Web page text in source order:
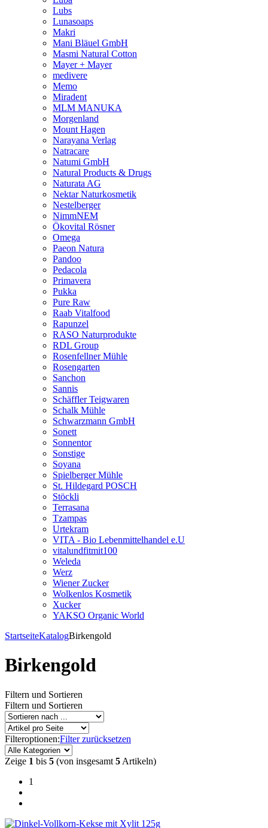
Lubs
Lunasoaps
Makri
Mani Bläuel GmbH
Masmi Natural Cotton
Mayer + Mayer
medivere
Memo
Miradent
MLM MANUKA
Morgenland
Mount Hagen
Narayana Verlag
Natracare
Natumi GmbH
Natural Products & Drugs
Naturata AG
Nektar Naturkosmetik
Nestelberger
NimmNEM
Ökovital Rösner
Omega
Paeon Natura
Pandoo
Pedacola
Primavera
Pukka
Pure Raw
Raab Vitalfood
Rapunzel
RASO Naturprodukte
RDL Group
Rosenfellner Mühle
Rosengarten
Sanchon
Sannis
Schäffler Teigwaren
Schalk Mühle
Schwarzmann GmbH
Sonett
Sonnentor
Sonstige
Soyana
Spielberger Mühle
St. Hildegard POSCH
Stöckli
Terrasana
Tzampas
Urtekram
VITA - Bio Lebenmittelhandel e.U
vitalundfitmit100
Weleda
Werz
Wiener Zucker
Wolkenlos Kosmetik
Xucker
YAKSO Organic World
StartseiteKatalogBirkengold
Birkengold
Filtern und Sortieren
Filtern und Sortieren
Filteroptionen:Filter zurücksetzen
Zeige 1 bis 5 (von insgesamt 5 Artikeln)
1